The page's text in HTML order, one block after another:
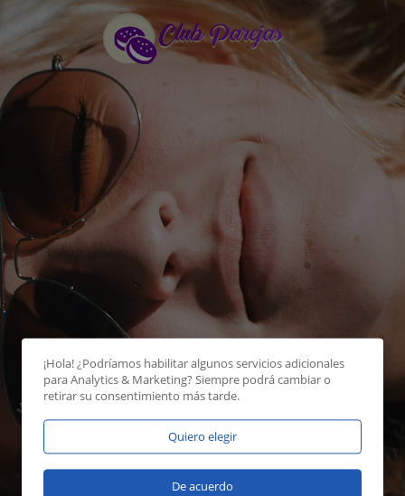
¡Hola! ¿Podríamos habilitar algunos servicios adicionales
paraAnalytics & Marketing? Siempre podrá cambiar o
retirar su consentimiento más tarde.
Quiero elegir
De acuerdo